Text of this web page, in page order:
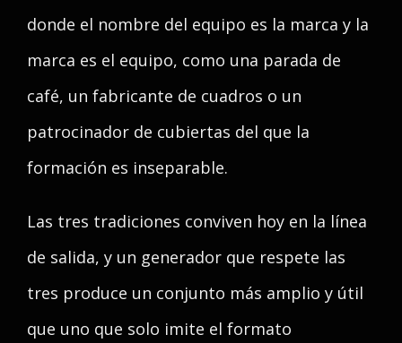
donde el nombre del equipo es la marca y la
marca es el equipo, como una parada de
café, un fabricante de cuadros o un
patrocinador de cubiertas del que la
formación es inseparable.
Las tres tradiciones conviven hoy en la línea
de salida, y un generador que respete las
tres produce un conjunto más amplio y útil
que uno que solo imite el formato